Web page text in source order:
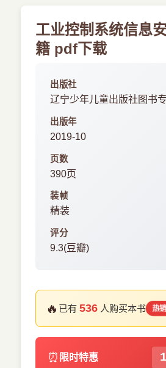
工业控制系统信息
籍 pdf下载
出版社
辽宁少年儿童出版社图书
出版年
2019-10
页数
390页
装帧
精装
评分
9.3(豆瓣)
🔥 已有536 人购买本书 热
⏰ 限时特惠